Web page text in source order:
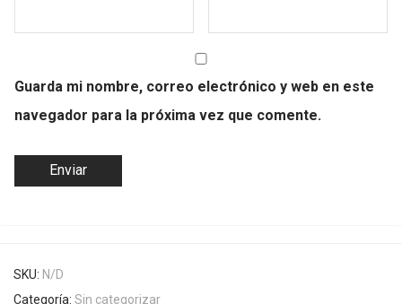
Guarda mi nombre, correo electrónico y web en este
navegador para la próxima vez que comente.
SKU: N/D
Categoría: Sin categorizar